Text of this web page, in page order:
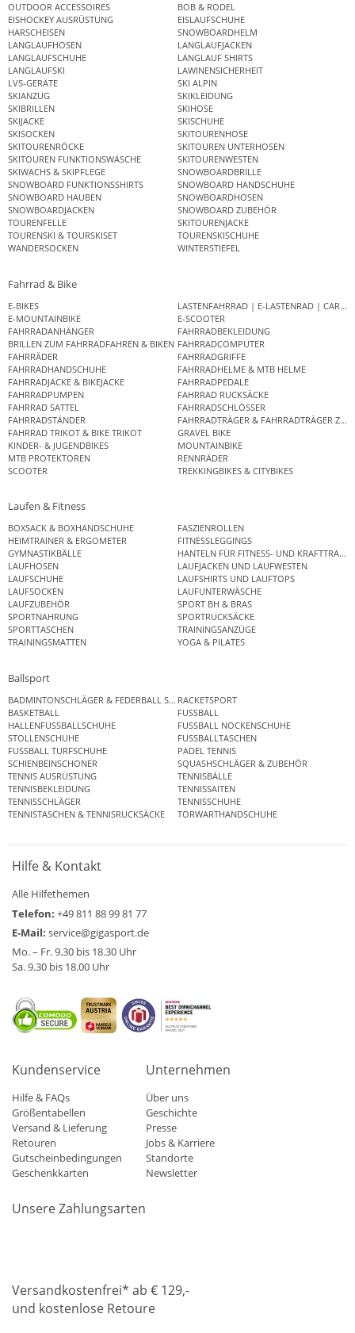
OUTDOOR ACCESSOIRES
BOB & RODEL
EISHOCKEY AUSRÜSTUNG
EISLAUFSCHUHE
HARSCHEISEN
SNOWBOARDHELM
LANGLAUFHOSEN
LANGLAUFJACKEN
LANGLAUFSCHUHE
LANGLAUF SHIRTS
LANGLAUFSKI
LAWINENSICHERHEIT
LVS-GERÄTE
SKI ALPIN
SKIANZUG
SKIKLEIDUNG
SKIBRILLEN
SKIHOSE
SKIJACKE
SKISCHUHE
SKISOCKEN
SKITOURENHOSE
SKITOURENRÖCKE
SKITOUREN UNTERHOSEN
SKITOUREN FUNKTIONSWÄSCHE
SKITOURENWESTEN
SKIWACHS & SKIPFLEGE
SNOWBOARDBRILLE
SNOWBOARD FUNKTIONSSHIRTS
SNOWBOARD HANDSCHUHE
SNOWBOARD HAUBEN
SNOWBOARDHOSEN
SNOWBOARDJACKEN
SNOWBOARD ZUBEHÖR
TOURENFELLE
SKITOURENJACKE
TOURENSKI & TOURSKISET
TOURENSKISCHUHE
WANDERSOCKEN
WINTERSTIEFEL
Fahrrad & Bike
E-BIKES
LASTENFAHRRAD | E-LASTENRAD |
E-MOUNTAINBIKE
E-SCOOTER
FAHRRADANHÄNGER
FAHRRADBEKLEIDUNG
BRILLEN ZUM FAHRRADFAHREN & BIKEN FAHRRADCOMPUTER
FAHRRÄDER
FAHRRADGRIFFE
FAHRRADHANDSCHUHE
FAHRRADHELME & MTB HELME
FAHRRADJACKE & BIKEJACKE
FAHRRADPEDALE
FAHRRADPUMPEN
FAHRRAD RUCKSÄCKE
FAHRRAD SATTEL
FAHRRADSCHLÖSSER
FAHRRADSTÄNDER
FAHRRADTRÄGER & FAHRRADTRÄGER
FAHRRAD TRIKOT & BIKE TRIKOT
GRAVEL BIKE
KINDER- & JUGENDBIKES
MOUNTAINBIKE
MTB PROTEKTOREN
RENNRÄDER
SCOOTER
TREKKINGBIKES & CITYBIKES
Laufen & Fitness
BOXSACK & BOXHANDSCHUHE
FASZIENROLLEN
HEIMTRAINER & ERGOMETER
FITNESSLEGGINGS
GYMNASTIKBÄLLE
HANTELN FÜR FITNESS- UND
LAUFHOSEN
LAUFJACKEN UND LAUFWESTEN
LAUFSCHUHE
LAUFSHIRTS UND LAUFTOPS
LAUFSOCKEN
LAUFUNTERWÄSCHE
LAUFZUBEHÖR
SPORT BH & BRAS
SPORTNAHRUNG
SPORTRUCKSÄCKE
SPORTTASCHEN
TRAININGSANZÜGE
TRAININGSMATTEN
YOGA & PILATES
Ballsport
BADMINTONSCHLÄGER & FEDERBALL SETSRACKETSPORT
BASKETBALL
FUSSBALL
HALLENFUSSBALLSCHUHE
FUSSBALL NOCKENSCHUHE
STOLLENSCHUHE
FUSSBALLTASCHEN
FUSSBALL TURFSCHUHE
PADEL TENNIS
SCHIENBEINSCHONER
SQUASHSCHLÄGER & ZUBEHÖR
TENNIS AUSRÜSTUNG
TENNISBÄLLE
TENNISBEKLEIDUNG
TENNISSAITEN
TENNISSCHLÄGER
TENNISSCHUHE
TENNISTASCHEN & TENNISRUCKSÄCKE
TORWARTHANDSCHUHE
Hilfe & Kontakt
Alle Hilfethemen
Telefon: +49 811 88 99 81 77
E-Mail: service@gigasport.de
Mo. – Fr. 9.30 bis 18.30 Uhr
Sa. 9.30 bis 18.00 Uhr
Kundenservice
Hilfe & FAQs
Größentabellen
Versand & Lieferung
Retouren
Gutscheinbedingungen
Geschenkkarten
Unternehmen
Über uns
Geschichte
Presse
Jobs & Karriere
Standorte
Newsletter
Unsere Zahlungsarten
Versandkostenfrei* ab € 129,-
und kostenlose Retoure